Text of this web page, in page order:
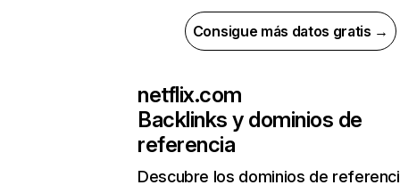
Consigue más datos gratis →
netflix.com
Backlinks y dominios de
referencia
Descubre los dominios de